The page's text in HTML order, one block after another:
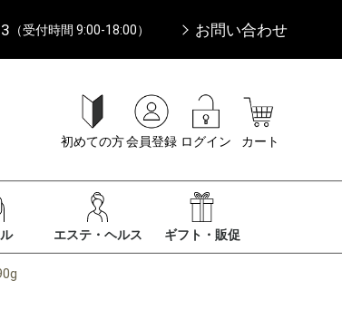
（受付時間 9:00-18:00） お問い合わせ
初めての方会員登録 ログイン カート
エステ・ヘルス ギフト・販促